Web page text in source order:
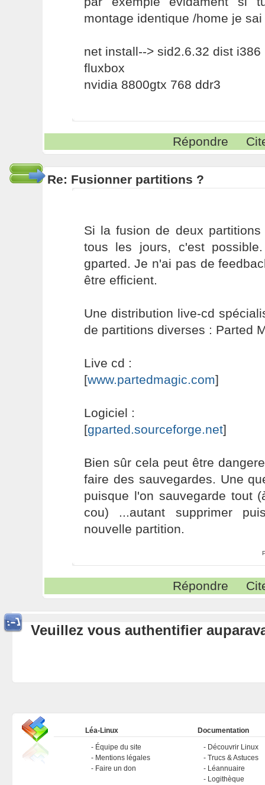
montage identique /home je
net install--> sid2.6.32 dist i386
fluxbox
nvidia 8800gtx 768 ddr3
Répondre
Re: Fusionner partitions ?
Si la fusion de deux
tous les jours, c'est
gparted. Je n'ai pas de
être efficient.
Une distribution live-cd
de partitions diverses : Parted
Live cd :
[www.partedmagic.com]
Logiciel :
[gparted.sourceforge.net]
Bien sûr cela peut être
faire des sauvegardes. Une
puisque l'on sauvegarde tout
cou) ...autant supprimer
nouvelle partition.
Répondre
Veuillez vous authentifier
Léa-Linux
Équipe du site
Mentions légales
Faire un don
Documentation
Découvrir Linux
Trucs & Astuces
Léannuaire
Logithèque